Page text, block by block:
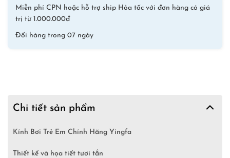
Miễn phí CPN hoặc hỗ trợ ship Hỏa tốc với đơn hàng có giá
trị từ 1.000.000đ
Đổi hàng trong 07 ngày
Chi tiết sản phẩm
Kính Bơi Trẻ Em Chính Hãng Yingfa
Thiết kế và họa tiết tươi tắn